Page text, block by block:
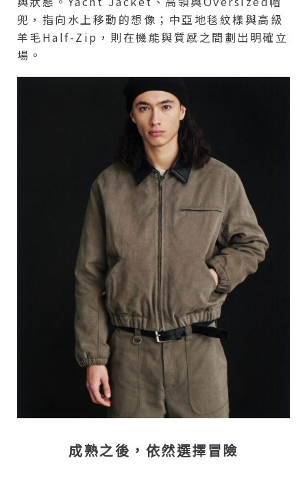
兜，指向水上移動的想像；中亞地毯紋樣與高級
羊毛Half-Zip，則在機能與質感之間劃出明確立
場。
成熟之後，依然選擇冒險